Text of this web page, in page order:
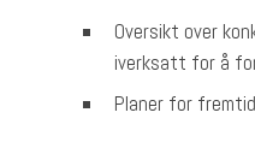
Oversikt over
iverksatt for å
Planer for